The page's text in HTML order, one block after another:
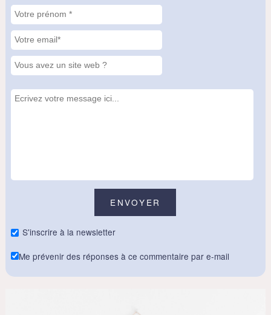
S'inscrire à la newsletter
Me prévenir des réponses à ce commentaire par e-mail